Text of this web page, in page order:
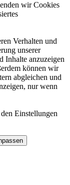
wir Cookies
Verhalten und
unserer
Inhalte anzuzeigen
können wir
abgleichen und
nur wenn
Einstellungen